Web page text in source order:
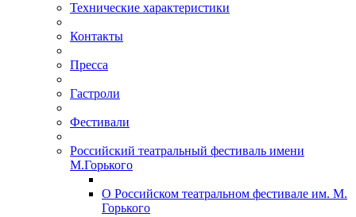
Технические характеристики
Контакты
Пресса
Гастроли
Фестивали
Российский театральный фестиваль имени
М.Горького
О Российском театральном фестивале им. М.
Горького